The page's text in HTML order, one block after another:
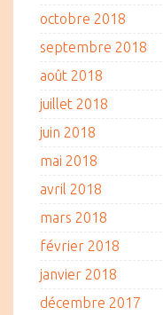
octobre 2018
septembre 2018
août 2018
juillet 2018
juin 2018
mai 2018
avril 2018
mars 2018
février 2018
janvier 2018
décembre 2017